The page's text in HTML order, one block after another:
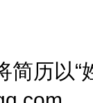
历以“